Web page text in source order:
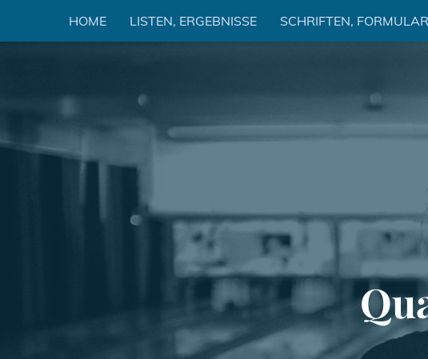
springen
HOME LISTEN, ERGEBNISSE SCHRIFTEN,